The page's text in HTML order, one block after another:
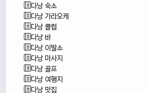
다낭 숙소
다낭 가라오케
다낭 클럽
다낭 바
다낭 이발소
다낭 마사지
다낭 골프
다낭 여행지
다낭 맛집